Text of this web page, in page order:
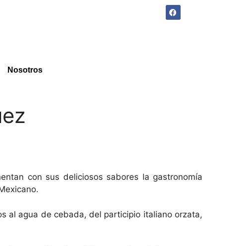
Nosotros
con sus deliciosos sabores la gastronomía
al agua de cebada, del participio italiano orzata,